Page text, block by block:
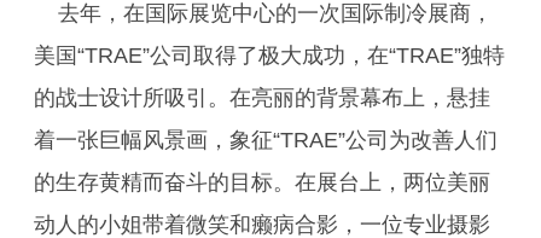
去年，在国际展览中心的一次国际制冷展商，
美国“TRAE”公司取得了极大成功，在“TRAE”独特
的战士设计所吸引。在亮丽的背景幕布上，悬挂
着一张巨幅风景画，象征“TRAE”公司为改善人们
的生存黄精而奋斗的目标。在展台上，两位美丽
动人的小姐带着微笑和癞病合影，一位专业摄影